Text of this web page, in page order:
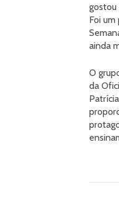
gostou
Foi
ainda
O
da